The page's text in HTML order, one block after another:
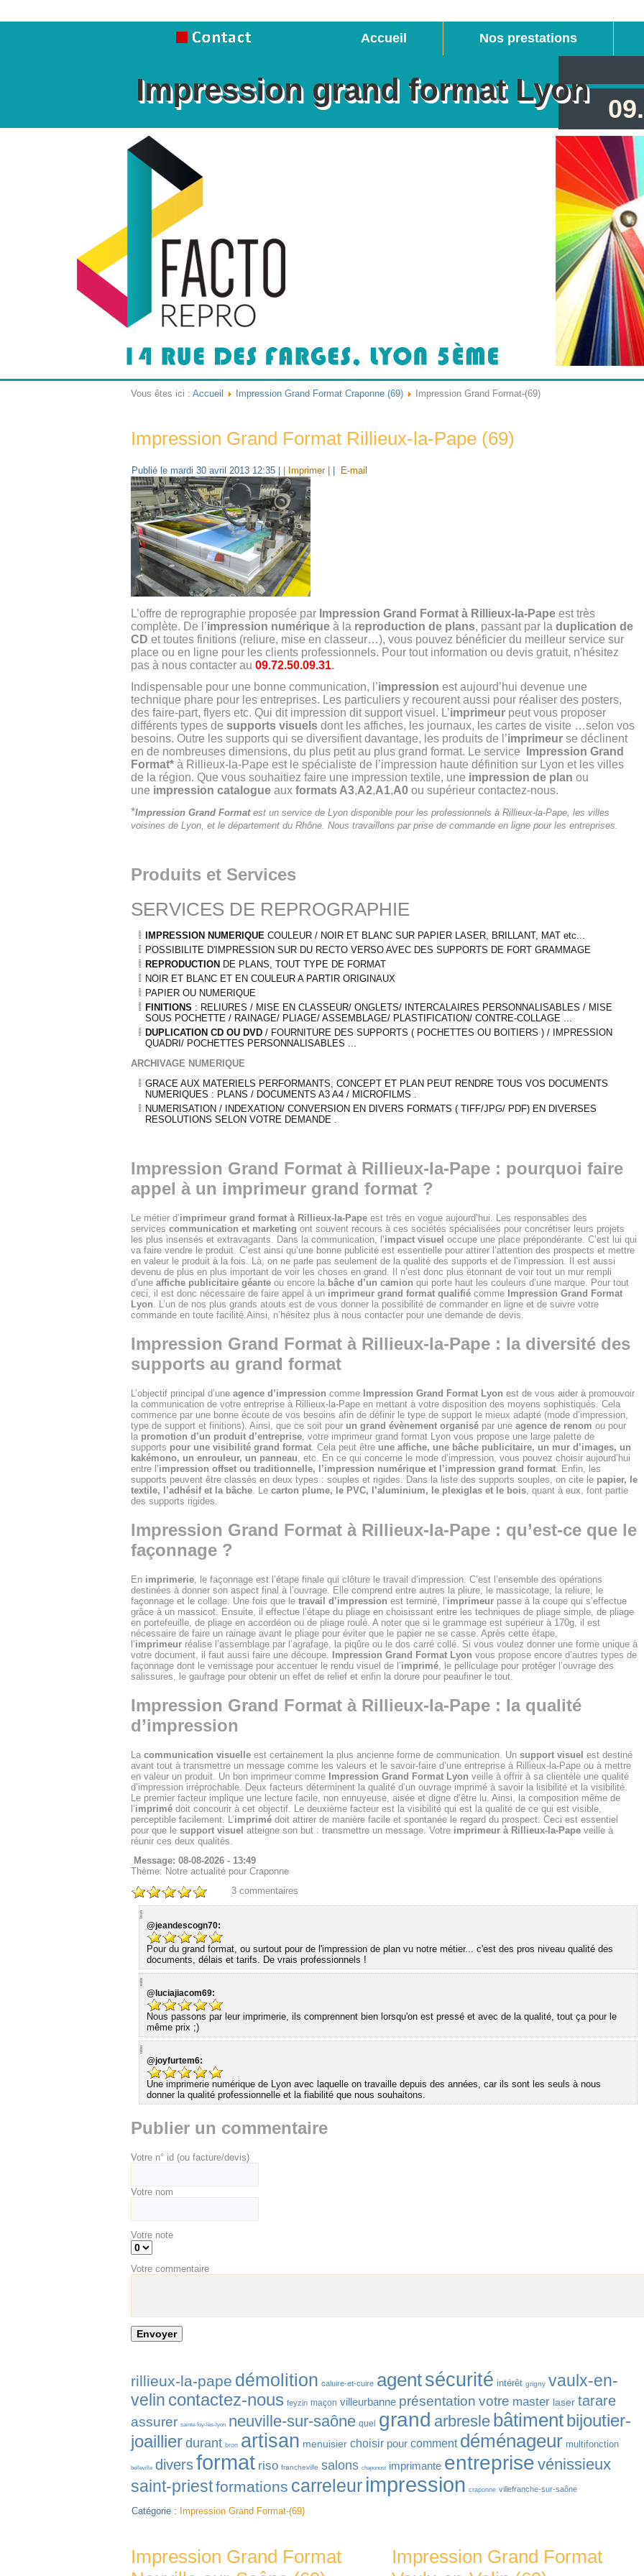
Impression grand format Lyon
Accueil Nos prestations
Vous êtes ici : Accueil Impression Grand Format Craponne (69) Impression Grand Format-(69)
Impression Grand Format Rillieux-la-Pape (69)
Publié le mardi 30 avril 2013 12:35 | Imprimer | E-mail
L’offre de reprographie proposée par Impression Grand Format à Rillieux-la-Pape est très
complète. De l’impression numérique à la reproduction de plans, passant par la duplication de
CD et toutes finitions (reliure, mise en classeur…), vous pouvez bénéficier du meilleur service sur
place ou en ligne pour les clients professionnels. Pour tout information ou devis gratuit, n'hésitez
pas à nous contacter au 09.72.50.09.31.
Indispensable pour une bonne communication, l’impression est aujourd’hui devenue une
technique phare pour les entreprises. Les particuliers y recourent aussi pour réaliser des posters,
des faire-part, flyers etc. Qui dit impression dit support visuel. L’imprimeur peut vous proposer
différents types de supports visuels dont les affiches, les journaux, les cartes de visite …selon vos
besoins. Outre les supports qui se diversifient davantage, les produits de l’imprimeur se déclinent
en de nombreuses dimensions, du plus petit au plus grand format. Le service
Impression Grand
Format* à Rillieux-la-Pape est le spécialiste de l’impression haute définition sur Lyon et les villes
de la région. Que vous souhaitiez faire une impression textile, une impression de plan ou
une impression catalogue aux formats A3,A2,A1,A0 ou supérieur contactez-nous.
*Impression Grand Formatest un service de Lyon disponible pour les professionnels à Rillieux-la-Pape, les villes
voisines de Lyon, et le département du Rhône. Nous travaillons par prise de commande en ligne pour les entreprises.
Produits et Services
SERVICES DE REPROGRAPHIE
IMPRESSION NUMERIQUE COULEUR / NOIR ET BLANC SUR PAPIER LASER, BRILLANT, MAT etc...
POSSIBILITE D'IMPRESSION SUR DU RECTO VERSO AVEC DES SUPPORTS DE FORT GRAMMAGE
REPRODUCTION DE PLANS, TOUT TYPE DE FORMAT
NOIR ET BLANC ET EN COULEUR A PARTIR ORIGINAUX
PAPIER OU NUMERIQUE
FINITIONS : RELIURES / MISE EN CLASSEUR/ ONGLETS/ INTERCALAIRES PERSONNALISABLES / MISE
SOUS POCHETTE / RAINAGE/ PLIAGE/ ASSEMBLAGE/ PLASTIFICATION/ CONTRE-COLLAGE ...
DUPLICATION CD OU DVD / FOURNITURE DES SUPPORTS ( POCHETTES OU BOITIERS ) / IMPRESSION
QUADRI/ POCHETTES PERSONNALISABLES ...
ARCHIVAGE NUMERIQUE
GRACE AUX MATERIELS PERFORMANTS, CONCEPT ET PLAN PEUT RENDRE TOUS VOS DOCUMENTS
NUMERIQUES : PLANS / DOCUMENTS A3 A4 / MICROFILMS .
NUMERISATION / INDEXATION/ CONVERSION EN DIVERS FORMATS ( TIFF/JPG/ PDF) EN DIVERSES
RESOLUTIONS SELON VOTRE DEMANDE .
Impression Grand Format à Rillieux-la-Pape : pourquoi faire
appel à un imprimeur grand format ?
Le métier d’imprimeur grand format à Rillieux-la-Pape est très en vogue aujourd’hui. Les responsables des
services communication et marketing ont souvent recours à ces sociétés spécialisées pour concrétiser leurs projets
les plus insensés et extravagants. Dans la communication, l’impact visuel occupe une place prépondérante. C’est lui qui
va faire vendre le produit. C’est ainsi qu’une bonne publicité est essentielle pour attirer l’attention des prospects et mettre
en valeur le produit à la fois. Là, on ne parle pas seulement de la qualité des supports et de l’impression. Il est aussi
devenu de plus en plus important de voir les choses en grand. Il n’est donc plus étonnant de voir tout un mur rempli
d’une affiche publicitaire géante ou encore la bâche d’un camion qui porte haut les couleurs d’une marque. Pour tout
ceci, il est donc nécessaire de faire appel à un imprimeur grand format qualifié comme Impression Grand Format
Lyon. L’un de nos plus grands atouts est de vous donner la possibilité de commander en ligne et de suivre votre
commande en toute facilité.Ainsi, n’hésitez plus à nous contacter pour une demande de devis.
Impression Grand Format à Rillieux-la-Pape : la diversité des
supports au grand format
L’objectif principal d’une agence d’impression comme Impression Grand Format Lyon est de vous aider à promouvoir
la communication de votre entreprise à Rillieux-la-Pape en mettant à votre disposition des moyens sophistiqués. Cela
commence par une bonne écoute de vos besoins afin de définir le type de support le mieux adapté (mode d’impression,
type de support et finitions). Ainsi, que ce soit pour un grand évènement organisé par une agence de renom ou pour
la promotion d’un produit d’entreprise, votre imprimeur grand format Lyon vous propose une large palette de
supports pour une visibilité grand format. Cela peut être une affiche, une bâche publicitaire, un mur d’images, un
kakémono, un enrouleur, un panneau, etc. En ce qui concerne le mode d’impression, vous pouvez choisir aujourd’hui
entre l’impression offset ou traditionnelle, l’impression numérique et l’impression grand format. Enfin, les
supports peuvent être classés en deux types : souples et rigides. Dans la liste des supports souples, on cite le papier, le
textile, l’adhésif et la bâche. Le carton plume, le PVC, l’aluminium, le plexiglas et le bois, quant à eux, font partie
des supports rigides.
Impression Grand Format à Rillieux-la-Pape : qu’est-ce que le
façonnage ?
En imprimerie, le façonnage est l’étape finale qui clôture le travail d’impression. C’est l’ensemble des opérations
destinées à donner son aspect final à l’ouvrage. Elle comprend entre autres la pliure, le massicotage, la reliure, le
façonnage et le collage. Une fois que le travail d’impression est terminé, l’imprimeur passe à la coupe qui s’effectue
grâce à un massicot. Ensuite, il effectue l’étape du pliage en choisissant entre les techniques de pliage simple, de pliage
en portefeuille, de pliage en accordéon ou de pliage roulé. A noter que si le grammage est supérieur à 170g, il est
nécessaire de faire un rainage avant le pliage pour éviter que le papier ne se casse. Après cette étape,
l’imprimeur réalise l’assemblage par l’agrafage, la piqûre ou le dos carré collé. Si vous voulez donner une forme unique à
votre document, il faut aussi faire une découpe.
Impression Grand Format Lyon vous propose encore d’autres types de
façonnage dont le vernissage pour accentuer le rendu visuel de l’imprimé, le pelliculage pour protéger l’ouvrage des
salissures, le gaufrage pour obtenir un effet de relief et enfin la dorure pour peaufiner le tout.
Impression Grand Format à Rillieux-la-Pape : la qualité
d’impression
La communication visuelle est certainement la plus ancienne forme de communication. Un support visuel est destiné
avant tout à transmettre un message comme les valeurs et le savoir-faire d’une entreprise à Rillieux-la-Pape ou à mettre
en valeur un produit. Un bon imprimeur comme Impression Grand Format Lyon veille à offrir à sa clientèle une qualité
d’impression irréprochable. Deux facteurs déterminent la qualité d’un ouvrage imprimé à savoir la lisibilité et la visibilité.
Le premier facteur implique une lecture facile, non ennuyeuse, aisée et digne d’être lu. Ainsi, la composition même de
l’imprimé doit concourir à cet objectif. Le deuxième facteur est la visibilité qui est la qualité de ce qui est visible,
perceptible facilement. L’imprimé doit attirer de manière facile et spontanée le regard du prospect. Ceci est essentiel
pour que le support visuel atteigne son but : transmettre un message. Votre imprimeur à Rillieux-la-Pape veille à
réunir ces deux qualités.
Message: 08-08-2026 - 13:49
Thème: Notre actualité pour Craponne
3 commentaires
@jeandescogn70:
Pour du grand format, ou surtout pour de l'impression de plan vu notre métier... c'est des pros niveau qualité des
documents, délais et tarifs. De vrais professionnels !
@luciajiacom69:
Nous passons par leur imprimerie, ils comprennent bien lorsqu'on est pressé et avec de la qualité, tout ça pour le
même prix ;)
@joyfurtem6:
Une imprimerie numérique de Lyon avec laquelle on travaille depuis des années, car ils sont les seuls à nous
donner la qualité professionnelle et la fiabilité que nous souhaitons.
Publier un commentaire
Votre n° id (ou facture/devis)
Votre nom
Votre note
Votre commentaire
rillieux-la-pape démolition caluire-et-cuire agentsécurité intérêt grigny vaulx-en-
velin contactez-nous feyzin maçon villeurbanne présentation votre master laser tarare
assurer sainte-foy-lès-lyon neuville-sur-saône quel grand arbresle bâtimentbijoutier-
joaillier durant bron artisan menuisier choisir pour comment déménageur multifonction
belleville diversformat riso francheville salons chaponost imprimante entreprise vénissieux
saint-priestformations carreleur impression craponne villefranche-sur-saône
Catégorie : Impression Grand Format-(69)
Impression Grand Format
Impression Grand Format